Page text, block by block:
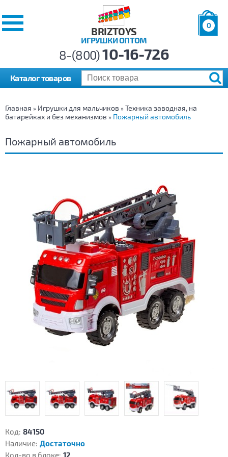
BRIZTOYS
ИГРУШКИ ОПТОМ
0
р.
8-(800)10-16-726
Каталог товаров
Главная » Игрушки для мальчиков » Техника заводная, на
батарейках и без механизмов » Пожарный автомобиль
Пожарный автомобиль
Код: 84150
Наличие: Достаточно
Кол-во в блоке: 12